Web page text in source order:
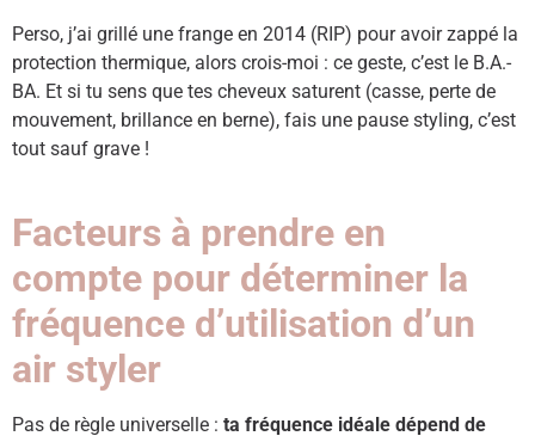
Perso, j’ai grillé une frange en 2014 (RIP) pour avoir zappé la
protection thermique, alors crois-moi : ce geste, c’est le B.A.-
BA. Et si tu sens que tes cheveux saturent (casse, perte de
mouvement, brillance en berne), fais une pause styling, c’est
tout sauf grave !
Facteurs à prendre en
compte pour déterminer la
fréquence d’utilisation d’un
air styler
Pas de règle universelle : ta fréquence idéale dépend de